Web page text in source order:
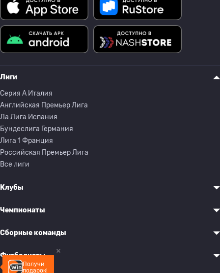
Получи
подарок!
Лиги
Серия A Италия
Английская Премьер Лига
Ла Лига Испания
Бундеслига Германия
Лига 1 Франция
Российская Премьер Лига
Все лиги
Клубы
Чемпионаты
Сборные команды
Футболисты